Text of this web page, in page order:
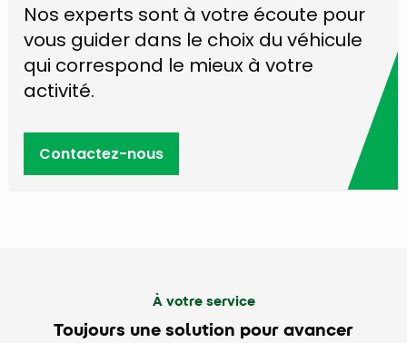
Nos experts sont à votre écoute pour
vous guider dans le choix du véhicule
qui correspond le mieux à votre
activité.
Contactez-nous
À votre service
Toujours une solution pour avancer